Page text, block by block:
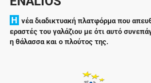
H νέα διαδικτυακή πλατφόρμα που
εραστές του γαλάζιου με ότι αυτό
η θάλασσα και ο πλούτος της.